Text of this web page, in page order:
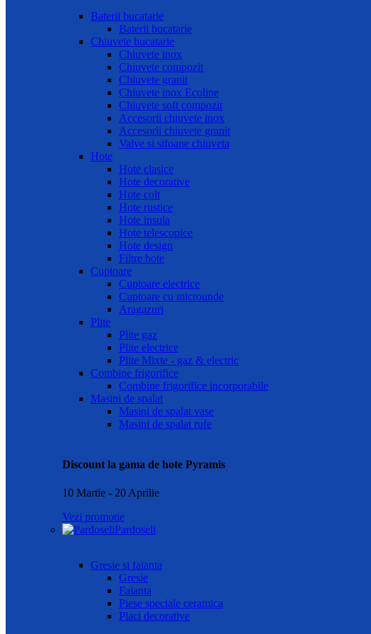
Baterii bucatarie
Baterii bucatarie
Chiuvete bucatarie
Chiuvete inox
Chiuvete compozit
Chiuvete granit
Chiuvete inox Ecoline
Chiuvete soft compozit
Accesorii chiuvete inox
Accesorii chiuvete granit
Valve si sifoane chiuveta
Hote
Hote clasice
Hote decorative
Hote colt
Hote rustice
Hote insula
Hote telescopice
Hote design
Filtre hote
Cuptoare
Cuptoare electrice
Cuptoare cu microunde
Aragazuri
Plite
Plite gaz
Plite electrice
Plite Mixte - gaz & electric
Combine frigorifice
Combine frigorifice incorporabile
Masini de spalat
Masini de spalat vase
Masini de spalat rufe
Discount la gama de hote Pyramis
10 Martie - 20 Aprilie
Vezi promotie
Pardoseli
Gresie si faianta
Gresie
Faianta
Piese speciale ceramica
Placi decorative